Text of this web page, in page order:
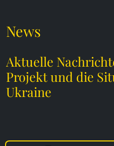
News
Aktuelle
Projekt und die
Ukraine